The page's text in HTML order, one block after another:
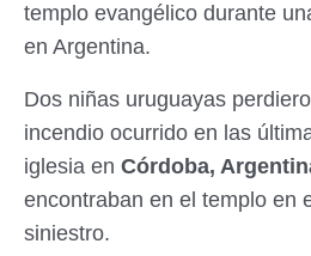
templo evangélico durante
en Argentina.
Dos niñas uruguayas
incendio ocurrido en las
iglesia en Córdoba,
encontraban en el templo en
siniestro.